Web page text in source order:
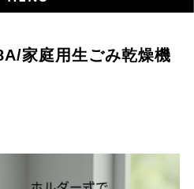
家庭用生ごみ乾燥機